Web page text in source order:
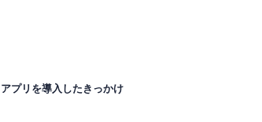
アプリを導入したきっかけ